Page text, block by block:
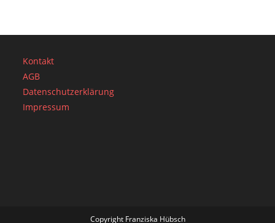
Kontakt
AGB
Datenschutzerklärung
Impressum
Copyright Franziska Hübsch